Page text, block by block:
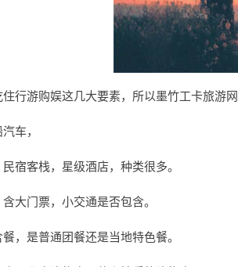
行游购娱这几大要素，所以墨竹工卡旅游
车，
宿客栈，星级酒店，种类很多。
大门票，小交通是否包含。
，是普通团餐还是当地特色餐。